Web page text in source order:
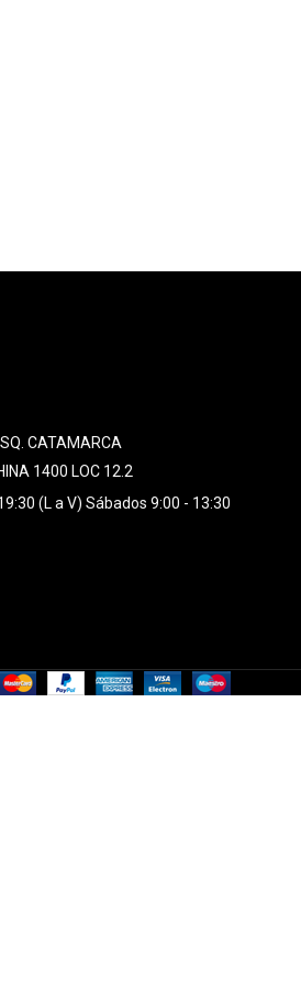
CATAMARCA
1400 LOC 12.2
(L a V) Sábados 9:00 - 13:30